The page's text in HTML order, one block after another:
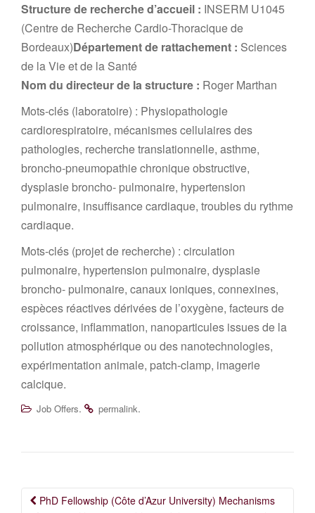
Structure de recherche d’accueil : INSERM U1045
(Centre de Recherche Cardio-Thoracique de
Bordeaux)Département de rattachement : Sciences
de la Vie et de la Santé
Nom du directeur de la structure : Roger Marthan
Mots-clés (laboratoire) : Physiopathologie
cardiorespiratoire, mécanismes cellulaires des
pathologies, recherche translationnelle, asthme,
broncho-pneumopathie chronique obstructive,
dysplasie broncho- pulmonaire, hypertension
pulmonaire, insuffisance cardiaque, troubles du rythme
cardiaque.
Mots-clés (projet de recherche) : circulation
pulmonaire, hypertension pulmonaire, dysplasie
broncho- pulmonaire, canaux ioniques, connexines,
espèces réactives dérivées de l’oxygène, facteurs de
croissance, inflammation, nanoparticules issues de la
pollution atmosphérique ou des nanotechnologies,
expérimentation animale, patch-clamp, imagerie
calcique.
Job Offers. permalink.
Post
PhD Fellowship (Côte d’Azur University) Mechanisms